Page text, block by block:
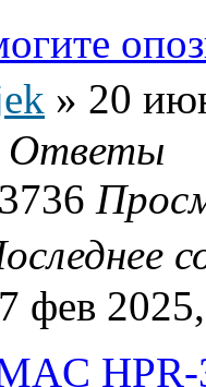
» 20
Ответы
фев
HPR-